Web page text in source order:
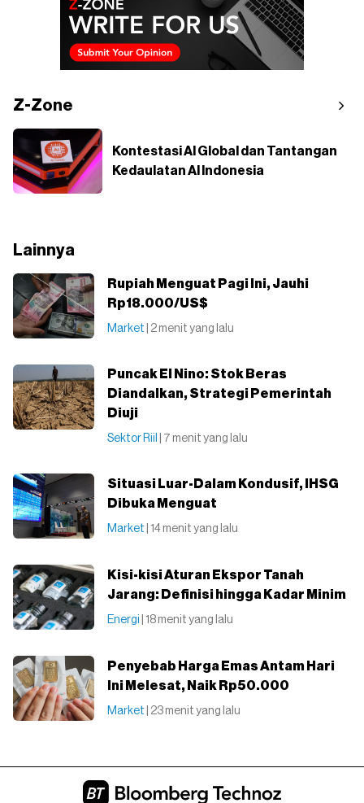
Z-Zone
Kontestasi AI Global dan Tantangan
Kedaulatan AI Indonesia
Lainnya
Rupiah Menguat Pagi Ini, Jauhi
Rp18.000/US$
Market | 2 menit yang lalu
Puncak El Nino: Stok Beras
Diandalkan, Strategi Pemerintah
Diuji
Sektor Riil | 7 menit yang lalu
Situasi Luar-Dalam Kondusif, IHSG
Dibuka Menguat
Market | 14 menit yang lalu
Kisi-kisi Aturan Ekspor Tanah
Jarang: Definisi hingga Kadar Minim
Energi | 18 menit yang lalu
Penyebab Harga Emas Antam Hari
Ini Melesat, Naik Rp50.000
Market | 23 menit yang lalu